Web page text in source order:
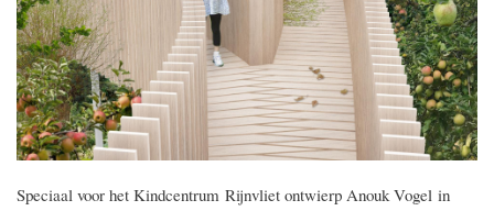
Speciaal voor het Kindcentrum Rijnvliet ontwierp Anouk Vogel in